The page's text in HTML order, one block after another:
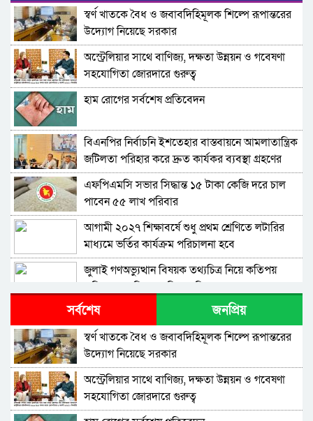
স্বর্ণ খাতকে বৈধ ও জবাবদিহিমূলক শিল্পে রূপান্তরের
উদ্যোগ নিয়েছে সরকার
অস্ট্রেলিয়ার সাথে বাণিজ্য, দক্ষতা উন্নয়ন ও গবেষণা
সহযোগিতা জোরদারে গুরুত্ব
হাম রোগের সর্বশেষ প্রতিবেদন
বিএনপির নির্বাচনি ইশতেহার বাস্তবায়নে আমলাতান্ত্রিক
জটিলতা পরিহার করে দ্রুত কার্যকর ব্যবস্থা গ্রহণের
নির্দেশ জনপ্রশাসন উপদেষ্টার
এফপিএমসি সভার সিদ্ধান্ত ১৫ টাকা কেজি দরে চাল
পাবেন ৫৫ লাখ পরিবার
আগামী ২০২৭ শিক্ষাবর্ষে শুধু প্রথম শ্রেণিতে লটারির
মাধ্যমে ভর্তির কার্যক্রম পরিচালনা হবে
জুলাই গণঅভ্যুত্থান বিষয়ক তথ্যচিত্র নিয়ে কতিপয়
অভিযোগের বিষয়ে মুক্তিযুদ্ধ বিষয়ক মন্ত্রণালয়ের বক্তব্য
ঐক্যবদ্ধ জনগণ ও তরুণরাই পারবে দেশের যথাযথ
পরিবর্তন আনতে – সমাজকল্যাণ প্রতিমন্ত্রী
‘৩৬ জুলাই’ স্মারক উপলক্ষ্যে টেলিটকের বিশেষ Gen-
Z অফারে তরুণদের ব্যাপক সাড়া
বিশেষ চাহিদা সম্পন্ন ক্রীড়াবিদদের জন্য আন্তর্জাতিক
মানের টুর্নামেন্ট আয়োজন করা হবে -যুব ও ক্রীড়া
সর্বশেষ জনপ্রিয়
স্বর্ণ খাতকে বৈধ ও জবাবদিহিমূলক শিল্পে রূপান্তরের
উদ্যোগ নিয়েছে সরকার
অস্ট্রেলিয়ার সাথে বাণিজ্য, দক্ষতা উন্নয়ন ও গবেষণা
সহযোগিতা জোরদারে গুরুত্ব